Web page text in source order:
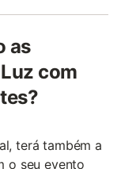
as
com
terá também a
o seu evento